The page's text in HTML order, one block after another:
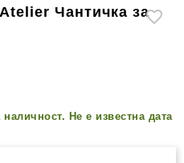
Чантичка за
Не е известна дата